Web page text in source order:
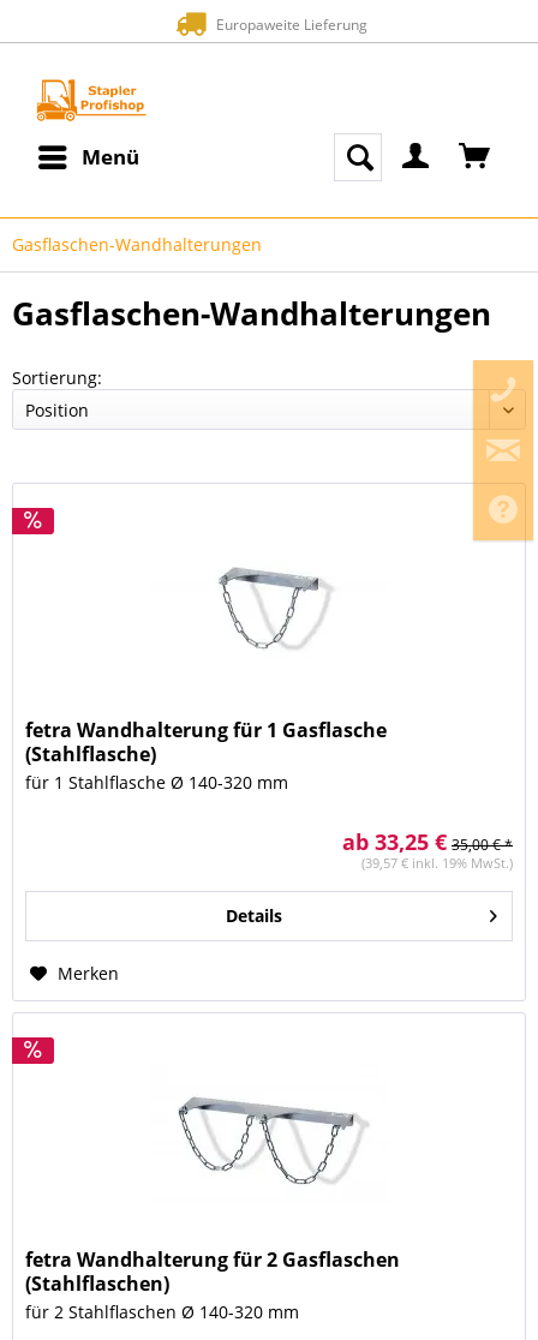
Europaweite Lieferung
Menü
Gasflaschen-Wandhalterungen
Gasflaschen-Wandhalterungen
Sortierung:
fetra Wandhalterung für 1 Gasflasche
(Stahlflasche)
für 1 Stahlflasche Ø 140-320 mm
ab 33,25 € 35,00 € *
(39,57 € inkl. 19% MwSt.)
Details
Merken
fetra Wandhalterung für 2 Gasflaschen
(Stahlflaschen)
für 2 Stahlflaschen Ø 140-320 mm